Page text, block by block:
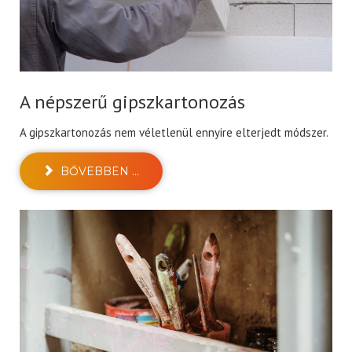
A népszerű gipszkartonozás
A gipszkartonozás nem véletlenül ennyire elterjedt módszer.
BŐVEBBEN ...